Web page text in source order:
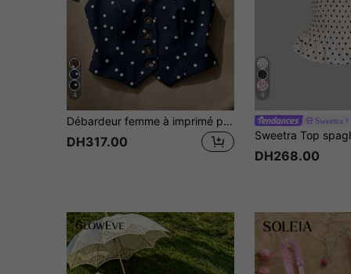
4
Débardeur femme à imprimé pois avec décoration de boutons, dos nu et col licou, décontracté pour l'été
DH317.00
6
Sweetra
DH268.00